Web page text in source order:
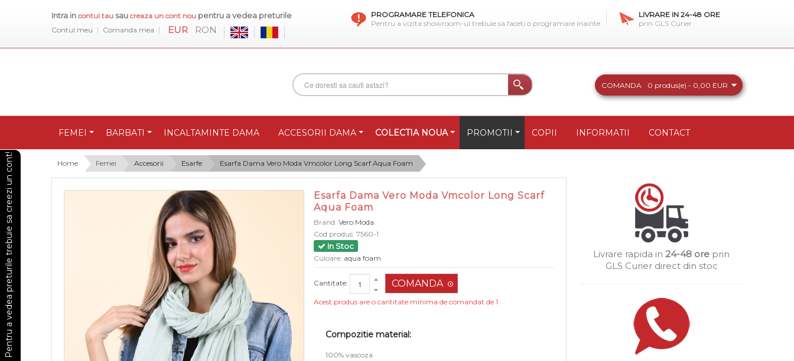
Intra in contul tau sau creaza un cont nou pentru a vedea preturile
Contul meu Comanda mea EUR RON
PROGRAMARE TELEFONICA
Pentru a vizita showroom-ul trebuie sa faceti o programare inainte
LIVRARE IN 24-48 ORE
prin GLS Curier
COMANDA 0 produs(e) - 0,00 EUR
FEMEI BARBATI INCALTAMINTE DAMA ACCESORII DAMA COLECTIA NOUA PROMOTII COPII INFORMATII CONTACT
Home Femei Accesorii Esarfe Esarfa Dama Vero Moda Vmcolor Long Scarf Aqua Foam
Esarfa Dama Vero Moda Vmcolor Long Scarf
Aqua Foam
Brand: Vero Moda
Cod produs: 7560-1
In Stoc
Culoare: aqua foam
Cantitate:
Acest produs are o cantitate minima de comandat de 1
Compozitie material:
100% vascoza
Livrare rapida in 24-48 ore prin
GLS Curier direct din stoc
Pentru a vedea preturile trebuie sa creezi un cont!